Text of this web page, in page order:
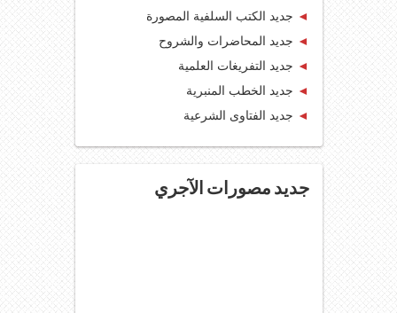
◄ جديد الكتب السلفية المصورة
◄ جديد المحاضرات والشروح
◄ جديد التفريغات العلمية
◄ جديد الخطب المنبرية
◄ جديد الفتاوى الشرعية
جديد مصورات الآجري